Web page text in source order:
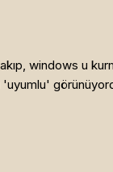
windows u